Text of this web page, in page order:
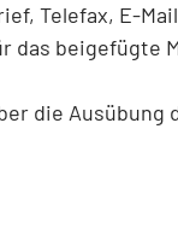
Telefax, E-
die